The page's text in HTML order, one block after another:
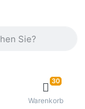
30
Warenkorb